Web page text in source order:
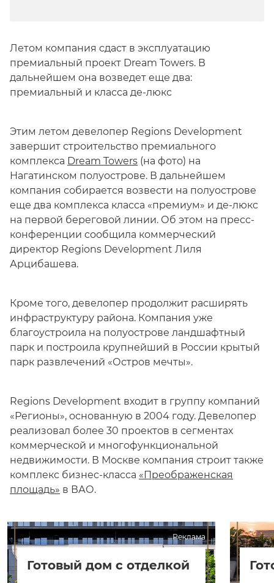
Летом компания сдаст в эксплуатацию
премиальный проект Dream Towers. В
дальнейшем она возведет еще два:
премиальный и класса де-люкс
Этим летом девелопер Regions Development
завершит строительство премиального
комплекса Dream Towers (на фото) на
Нагатинском полуострове. В дальнейшем
компания собирается возвести на полуострове
еще два комплекса класса «премиум» и де-люкс
на первой береговой линии. Об этом на пресс-
конференции сообщила коммерческий
директор Regions Development Лиля
Арцибашева.
Кроме того, девелопер продолжит расширять
инфраструктуру района. Компания уже
благоустроила на полуострове ландшафтный
парк и построила крупнейший в России крытый
парк развлечений «Остров мечты».
Regions Development входит в группу компаний
«Регионы», основанную в 2004 году. Девелопер
реализовал более 30 проектов в сегментах
коммерческой и многофункциональной
недвижимости. В Москве компания строит также
комплекс бизнес-класса «Преображенская
площадь» в ВАО.
Реклама
Готовый дом с отделкой